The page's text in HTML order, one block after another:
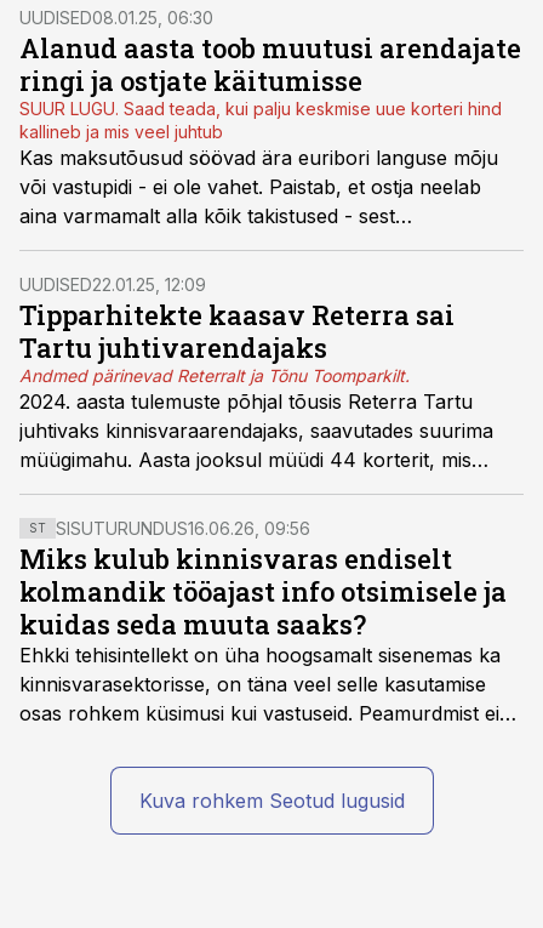
UUDISED08.01.25, 06:30
Alanud aasta toob muutusi arendajate
ringi ja ostjate käitumisse
SUUR LUGU. Saad teada, kui palju keskmise uue korteri hind
kallineb ja mis veel juhtub
Kas maksutõusud söövad ära euribori languse mõju
või vastupidi - ei ole vahet. Paistab, et ostja neelab
aina varmamalt alla kõik takistused - sest
eluasemeturu tõus paistab vältimatu. Arendajad
ütlevad, millal järelturu kerkivad hinnad lükkavad
uusarenduste hinnad omakorda kerkima.
UUDISED22.01.25, 12:09
Tipparhitekte kaasav Reterra sai
Tartu juhtivarendajaks
Andmed pärinevad Reterralt ja Tõnu Toomparkilt.
2024. aasta tulemuste põhjal tõusis Reterra Tartu
juhtivaks kinnisvaraarendajaks, saavutades suurima
müügimahu. Aasta jooksul müüdi 44 korterit, mis
moodustas 9% Tartu uute korterite müükidest.
ST SISUTURUNDUS16.06.26, 09:56
Miks kulub kinnisvaras endiselt
kolmandik tööajast info otsimisele ja
kuidas seda muuta saaks?
Ehkki tehisintellekt on üha hoogsamalt sisenemas ka
kinnisvarasektorisse, on täna veel selle kasutamise
osas rohkem küsimusi kui vastuseid. Peamurdmist ei
kas ettevõtte andmed on üldse sellisel kujul olemas, et
tehisintellekt neist midagi mõistlikku välja lugeda
Kuva rohkem Seotud lugusid